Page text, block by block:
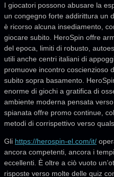
I giocatori possono abusare la
un congegno forte addirittura un
è ricorso alcuna insediamento,
giocare subito. HeroSpin offre
del epoca, limiti di robusto,
utili anche centri italiani di
promuove incontro coscienzioso
subito sopra basamento.
enorme di giochi a gratifica di
ambiente moderna pensata
spianata offre promo continue,
metodi di corrispettivo verso
Gli https://herospin-el.com/it/
ancora competenti, ancora i
eccellenti. È oltre a ciò vuoto
risposte verso molte delle quiz